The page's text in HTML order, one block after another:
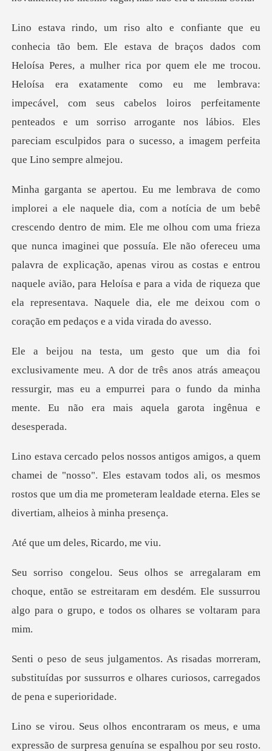
rica por quem ele me trocou.
Heloísa era exatamente como eu me lembrava:
impecável, com seus cabelos loiros perfeitamente
pe
u com uma frieza
que nunca imaginei que possuía. Ele não ofereceu uma
palavra de explicação, apenas virou as costas e entrou
naquele avião,
or de três anos atrás ameaçou
ressurgir, mas eu a empurrei para o fund
nosso". Eles estavam todos ali, os mesmos
rostos que um dia me prom
deles, Rica
que, então se estreitaram em desdém. Ele sussurrou
alg
morreram,
substituídas por sussurros e olhare
enuína se espalhou por seu rosto.